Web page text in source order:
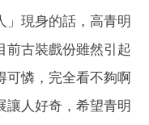
現身的話，高青明
前古裝戲份雖然引起
可憐，完全看不夠啊
讓人好奇，希望青明